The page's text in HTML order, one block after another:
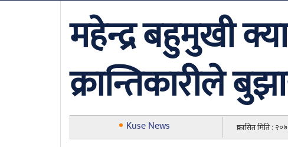
महेन्द्र बहुमुखी
क्रान्तिकारीले
Kuse News प्रकासित मिति :